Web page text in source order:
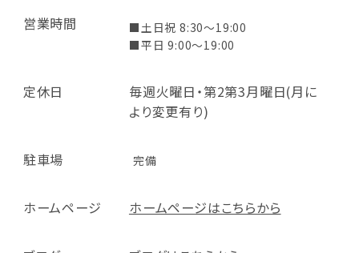
営業時間
■土日祝 8:30～19:00
■平日 9:00～19:00
定休日
毎週火曜日・第2第3月曜日(月に
より変更有り)
駐車場 完備
ホームページ ホームページはこちらから